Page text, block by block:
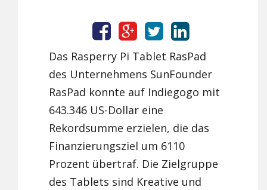
Das Rasperry Pi Tablet RasPad
des Unternehmens SunFounder
RasPad konnte auf Indiegogo mit
643.346 US-Dollar eine
Rekordsumme erzielen, die das
Finanzierungsziel um 6110
Prozent übertraf. Die Zielgruppe
des Tablets sind Kreative und